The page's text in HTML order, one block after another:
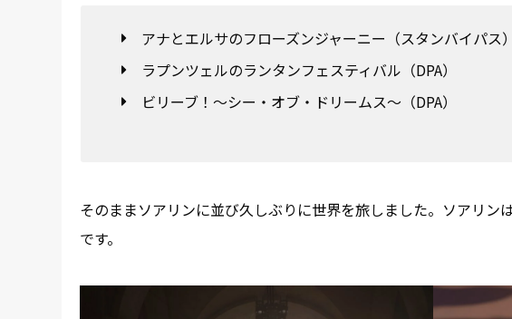
アナとエルサのフローズンジャーニー（スタンバイパス）
ラプンツェルのランタンフェスティバル（DPA）
ビリーブ！〜シー・オブ・ドリームス〜（DPA）
そのままソアリンに並び久しぶりに世界を旅しました。ソアリン
です。